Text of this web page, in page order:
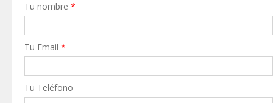
Tu nombre *
Tu Email *
Tu Teléfono